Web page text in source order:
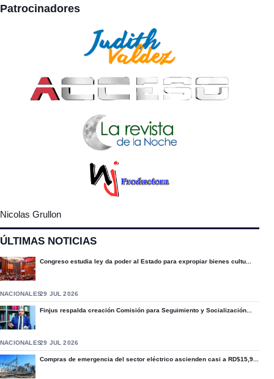
Patrocinadores
Nicolas Grullon
ÚLTIMAS NOTICIAS
Congreso estudia ley da poder al Estado para expropiar bienes cultu...
NACIONALES29 JUL 2026
Finjus respalda creación Comisión para Seguimiento y Socialización...
NACIONALES29 JUL 2026
Compras de emergencia del sector eléctrico ascienden casi a RD$15,9...